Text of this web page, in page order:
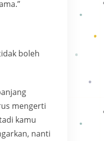
boleh
mengerti
kamu
nanti